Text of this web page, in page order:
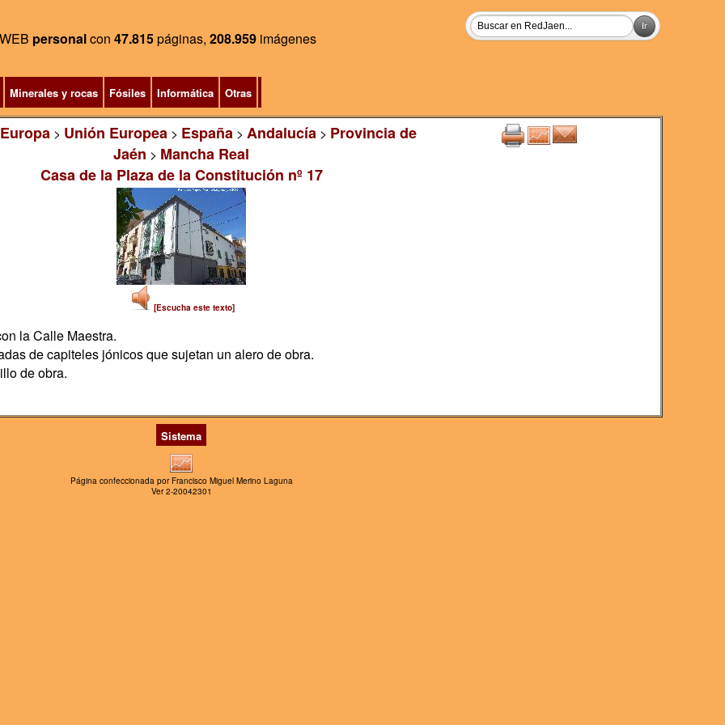
WEB personalcon 47.815páginas, 208.959 imágenes
Minerales y rocas Fósiles Informática Otras
Europa> Unión Europea> España> Andalucía> Provincia de
Jaén > Mancha Real
Casa de la Plaza de la Constitución nº 17
[Escucha este texto]
la Calle Maestra.
de capiteles jónicos que sujetan un alero de obra.
de obra.
Sistema
Página confeccionada por Francisco Miguel Merino Laguna
Ver 2-20042301